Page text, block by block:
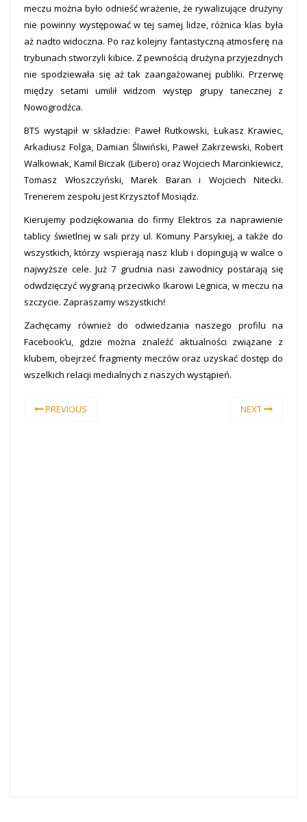
meczu można było odnieść wrażenie, że rywalizujące drużyny
nie powinny występować w tej samej lidze, różnica klas była
aż nadto widoczna. Po raz kolejny fantastyczną atmosferę na
trybunach stworzyli kibice. Z pewnością drużyna przyjezdnych
nie spodziewała się aż tak zaangażowanej publiki. Przerwę
między setami umilił widzom występ grupy tanecznej z
Nowogrodźca.
BTS wystąpił w składzie: Paweł Rutkowski, Łukasz Krawiec,
Arkadiusz Folga, Damian Śliwiński, Paweł Zakrzewski, Robert
Walkowiak, Kamil Biczak (Libero) oraz Wojciech Marcinkiewicz,
Tomasz Włoszczyński, Marek Baran i Wojciech Nitecki.
Trenerem zespołu jest Krzysztof Mosiądz.
Kierujemy podziękowania do firmy Elektros za naprawienie
tablicy świetlnej w sali przy ul. Komuny Parsykiej, a także do
wszystkich, którzy wspierają nasz klub i dopingują w walce o
najwyższe cele. Już 7 grudnia nasi zawodnicy postarają się
odwdzięczyć wygraną przeciwko Ikarowi Legnica, w meczu na
szczycie. Zapraszamy wszystkich!
Zachęcamy również do odwiedzania naszego profilu na
Facebook’u, gdzie można znaleźć aktualności związane z
klubem, obejrzeć fragmenty meczów oraz uzyskać dostęp do
wszelkich relacji medialnych z naszych wystąpień.
PREVIOUS NEXT